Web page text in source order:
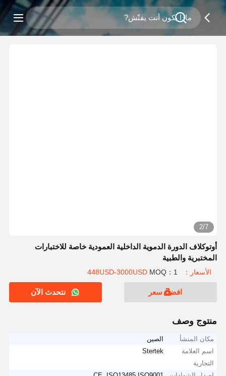
2/7
أوتوكلاف الدورة الدموية الداخلية العمودية خاصة للاختبارات
المختبرية والطبية
الأسعار：448USD-3000USD MOQ：1
افضل سعر نتحدث الآن
منتوج وصف
مكان المنشأ
الصين
اسم العلامة
التجارية
Stertek